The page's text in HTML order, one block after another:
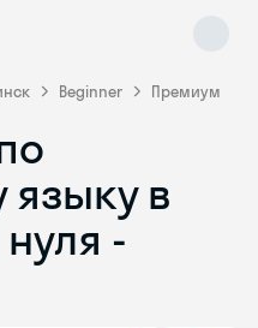
Beginner Премиум
языку в
-